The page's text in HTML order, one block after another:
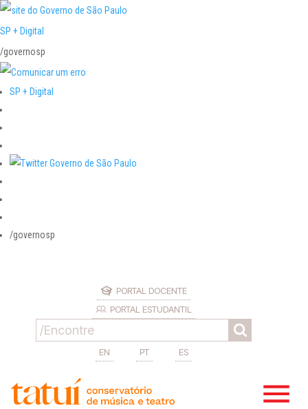
SP + Digital
/governosp
SP + Digital
/governosp
PORTAL DOCENTE
PORTAL ESTUDANTIL
EN PT ES